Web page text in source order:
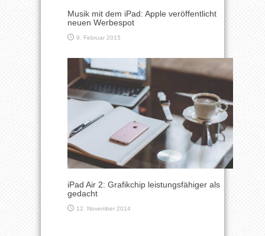
Musik mit dem iPad: Apple veröffentlicht
neuen Werbespot
9. Februar 2015
iPad Air 2: Grafikchip leistungsfähiger als
gedacht
12. November 2014